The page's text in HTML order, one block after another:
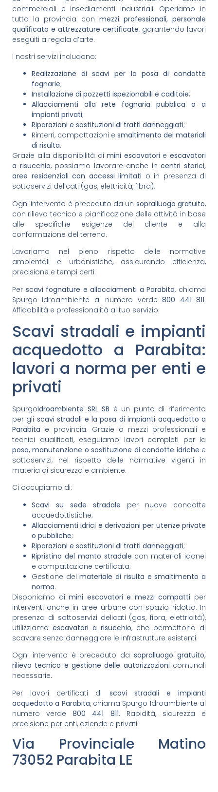
commerciali e insediamenti industriali. Operiamo in
tutta la provincia con mezzi professionali, personale
qualificato e attrezzature certificate, garantendo lavori
eseguiti a regola d’arte.
I nostri servizi includono:
Realizzazione di scavi per la posa di condotte
fognarie;
Installazione di pozzetti ispezionabili e caditoie;
Allacciamenti alla rete fognaria pubblica o a
impianti privati;
Riparazioni e sostituzioni di tratti danneggiati;
Rinterri, compattazioni e smaltimento dei materiali
di risulta.
Grazie alla disponibilità dimini escavatori eescavatori
a risucchio, possiamo lavorare anche incentri storici,
aree residenziali con accessi limitati o in presenza di
sottoservizi delicati (gas, elettricità, fibra).
Ogni intervento è preceduto da un sopralluogo gratuito,
con rilievo tecnico e pianificazione delle attività in base
alle specifiche esigenze del cliente e alla
conformazione del terreno.
Lavoriamo nel pieno rispetto delle normative
ambientali e urbanistiche, assicurando efficienza,
precisione e tempi certi.
Per scavi fognature e allacciamenti a Parabita, chiama
Spurgo Idroambiente al numero verde800 441 811.
Affidabilità e professionalità al tuo servizio.
Scavi stradali e impianti
acquedotto a Parabita:
lavori a norma per enti e
privati
SpurgoIdroambiente SRL SB è un punto di riferimento
per gli scavi stradali e la posa di impianti acquedotto a
Parabita e provincia. Grazie a mezzi professionali e
tecnici qualificati, eseguiamo lavori completi per la
posa, manutenzione o sostituzione di condotte idriche e
sottoservizi, nel rispetto delle normative vigenti in
materia di sicurezza e ambiente.
Ci occupiamo di:
Scavi su sede stradale per nuove condotte
acquedottistiche;
Allacciamenti idrici e derivazioni per utenze private
o pubbliche;
Riparazioni e sostituzioni di tratti danneggiati;
Ripristino del manto stradale con materiali idonei
e compattazione certificata;
Gestione delmateriale di risulta e smaltimento a
norma.
Disponiamo dimini escavatori e mezzi compatti per
interventi anche in aree urbane con spazio ridotto. In
presenza di sottoservizi delicati (gas, fibra, elettricità),
utilizziamo escavatori a risucchio, che permettono di
scavare senza danneggiare le infrastrutture esistenti.
Ogni intervento è preceduto dasopralluogo gratuito,
rilievo tecnico e gestione delle autorizzazioni comunali
necessarie.
Per lavori certificati di scavi stradali e impianti
acquedotto a Parabita, chiama Spurgo Idroambiente al
numero verde800 441 811. Rapidità, sicurezza e
precisione per enti, aziende e privati.
Via Provinciale Matino
73052 Parabita LE